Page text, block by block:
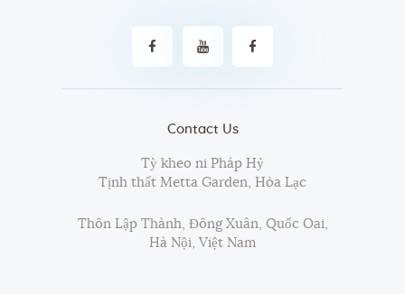
Contact Us
Tỳ kheo ni Pháp Hỷ
Tịnh thất Metta Garden, Hòa Lạc
Thôn Lập Thành, Đông Xuân, Quốc Oai,
Hà Nội, Việt Nam